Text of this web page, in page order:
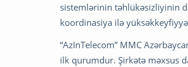
sistemlərinin təhlükəsizliyinin
koordinasiya ilə
“AzInTelecom” MMC
ilk qurumdur. Şirkətə məxsus